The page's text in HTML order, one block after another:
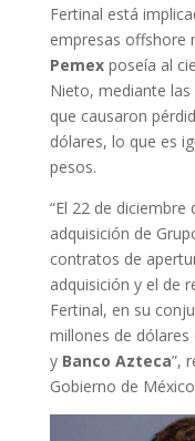
Fertinal está
empresas offshore
Pemexposeía al
Nieto, mediante las
que causaron
dólares, lo que es
pesos.
“El 22 de
adquisición de
contratos de
adquisición y el de
Fertinal, en su
millones de
y Banco Azteca”,
Gobierno de